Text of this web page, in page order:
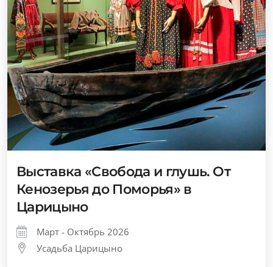
Выставка «Свобода и глушь. От
Кенозерья до Поморья» в
Царицыно
Март - Октябрь 2026
Усадьба Царицыно